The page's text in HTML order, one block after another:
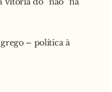
– política à